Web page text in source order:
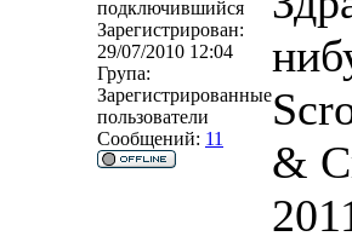
подключившийся
Зарегистрирован:
29/07/2010 12:04
Група:
Зарегистрированные
пользователи
Сообщений: 11
&